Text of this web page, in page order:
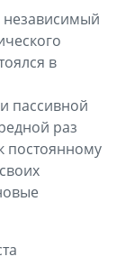
₽*
в
пассивной
раз
постоянному